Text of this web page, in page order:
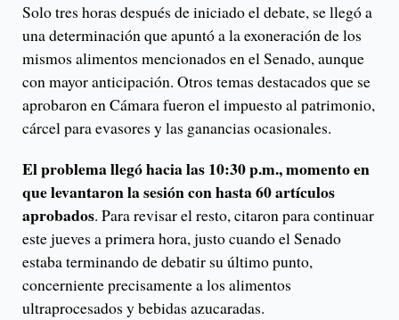
Solo tres horas después de iniciado el debate, se llegó a
una determinación que apuntó a la exoneración de los
mismos alimentos mencionados en el Senado, aunque
con mayor anticipación. Otros temas destacados que se
aprobaron en Cámara fueron el impuesto al patrimonio,
cárcel para evasores y las ganancias ocasionales.
El problema llegó hacia las 10:30 p.m., momento en
que levantaron la sesión con hasta 60 artículos
aprobados. Para revisar el resto, citaron para continuar
este jueves a primera hora, justo cuando el Senado
estaba terminando de debatir su último punto,
concerniente precisamente a los alimentos
ultraprocesados y bebidas azucaradas.